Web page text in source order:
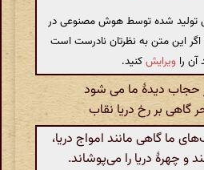
تولید شده توسط هوش مصنوعی در
اگر این متن به نظرتان نادرست است
آن را ویرایشکنید.
حجاب دیدهٔ ما می شود
بر رخ دریا نقاب
گاهی مانند امواج دریا،
و چهرهٔ دریا را می‌پوشاند.